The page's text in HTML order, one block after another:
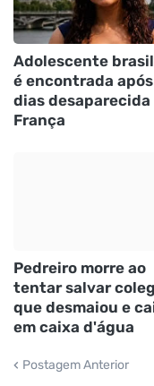
Adolescente
é encontrada após
dias desaparecida
França
Pedreiro morre ao
tentar salvar
que desmaiou e
em caixa d'água
Postagem Anterior